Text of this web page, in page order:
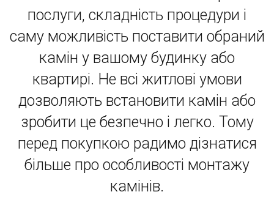
послуги, складність процедури і
саму можливість поставити обраний
камін у вашому будинку або
квартирі. Не всі житлові умови
дозволяють встановити камін або
зробити це безпечно і легко. Тому
перед покупкою радимо дізнатися
більше про особливості монтажу
камінів.